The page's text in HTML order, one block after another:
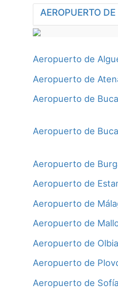
AEROPUERTO
Aeropuerto de
Aeropuerto de
Aeropuerto de
Aeropuerto de
Aeropuerto de
Aeropuerto de
Aeropuerto de
Aeropuerto de
Aeropuerto de Olbia
Aeropuerto de
Aeropuerto de Sofía